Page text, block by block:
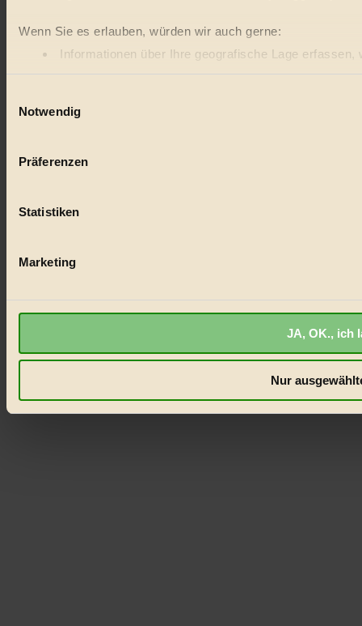
Wenn Sie es erlauben, würden wir auch gerne:
Informationen über Ihre geografische Lage
Ihr Gerät durch aktives Scannen nach bestimmten
Einzelheiten
BIORAMA.eu verwendet Cookies
Videos von externen Plattformen anzuzeigen, oder auch,
Notwendig
Präferenzen
Statistiken
Marketing
JA, OK., ich
Nur
×
Hier einloggen